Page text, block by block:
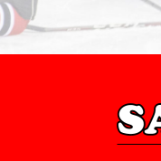
第6条（個人情報の
合には、遅滞なく
前項の調査結果に
断した場合には、